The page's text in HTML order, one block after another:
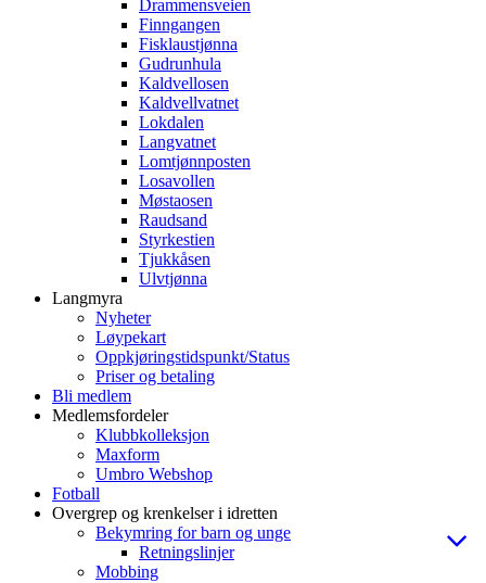
Drammensveien
Finngangen
Fisklaustjønna
Gudrunhula
Kaldvellosen
Kaldvellvatnet
Lokdalen
Langvatnet
Lomtjønnposten
Losavollen
Møstaosen
Raudsand
Styrkestien
Tjukkåsen
Ulvtjønna
Langmyra
Nyheter
Løypekart
Oppkjøringstidspunkt/Status
Priser og betaling
Bli medlem
Medlemsfordeler
Klubbkolleksjon
Maxform
Umbro Webshop
Fotball
Overgrep og krenkelser i idretten
Bekymring for barn og unge
Retningslinjer
Mobbing